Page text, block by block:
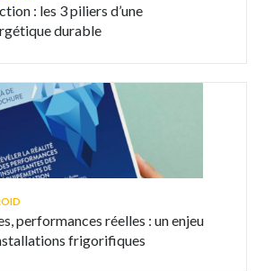
: les 3 piliers d’une
durable
performances réelles : un enjeu
frigorifiques